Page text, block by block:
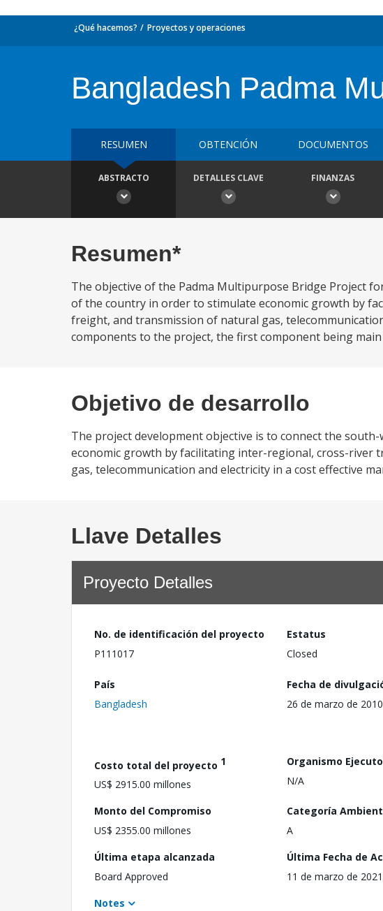
¿Qué hacemos? Proyectos y operaciones
Bangladesh Padma
RESUMEN OBTENCIÓN DOCUMENTOS
ABSTRACTO DETALLES CLAVE FINANZAS
Resumen*
The objective of the Padma Multipurpose Bridge Project
of the country in order to stimulate economic growth by
freight, and transmission of natural gas,
components to the project, the first component being
Objetivo de desarrollo
The project development objective is to connect the
economic growth by facilitating inter-regional, cross-
gas, telecommunication and electricity in a cost effective
Llave Detalles
Proyecto Detalles
No. de identificación del proyecto
P111017
Estatus
Closed
País
Bangladesh
Fecha de
26 de marzo de 2010
Costo total del proyecto 1
US$ 2915.00 millones
Organismo
N/A
Monto del Compromiso
US$ 2355.00 millones
Categoría
A
Última etapa alcanzada
Board Approved
Última Fecha de
11 de marzo de 2021
Notes